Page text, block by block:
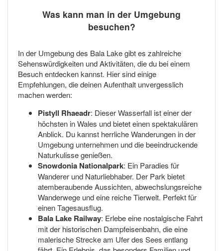
Was kann man in der Umgebung
besuchen?
In der Umgebung des Bala Lake gibt es zahlreiche
Sehenswürdigkeiten und Aktivitäten, die du bei einem
Besuch entdecken kannst. Hier sind einige
Empfehlungen, die deinen Aufenthalt unvergesslich
machen werden:
Pistyll Rhaeadr: Dieser Wasserfall ist einer der
höchsten in Wales und bietet einen spektakulären
Anblick. Du kannst herrliche Wanderungen in der
Umgebung unternehmen und die beeindruckende
Naturkulisse genießen.
Snowdonia Nationalpark: Ein Paradies für
Wanderer und Naturliebhaber. Der Park bietet
atemberaubende Aussichten, abwechslungsreiche
Wanderwege und eine reiche Tierwelt. Perfekt für
einen Tagesausflug.
Bala Lake Railway: Erlebe eine nostalgische Fahrt
mit der historischen Dampfeisenbahn, die eine
malerische Strecke am Ufer des Sees entlang